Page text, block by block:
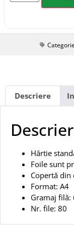
Descriere
Hârtie
Foile sunt
Copertă din
Format: A4
Gramaj
Nr. file: 80